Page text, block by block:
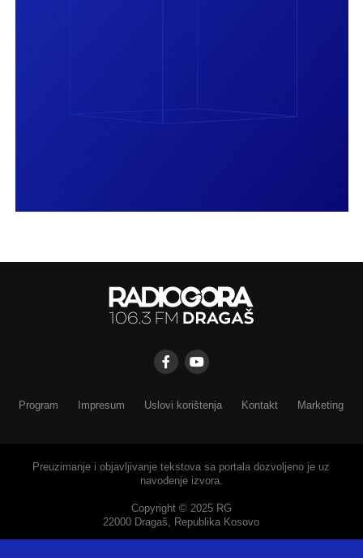
Program Impresum Uslovi korištenja Kontakt Marketing
Preuzimanje i objavljivanje tekstova sa portala dozvoljeno je uz
navođenje izvora.
Copyright © 2025 RG
22000 Dragaš, Republika Kosovo